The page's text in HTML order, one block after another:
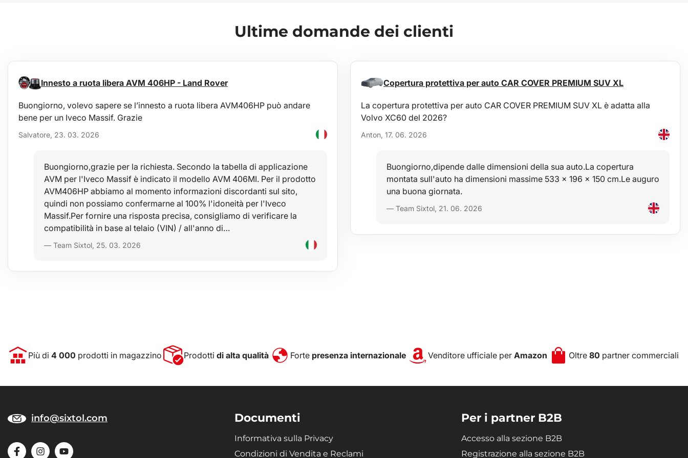
Ultime domande dei clienti
Innesto a ruota libera AVM 406HP - Land Rover
Buongiorno, volevo sapere se l’innesto a ruota libera AVM406HP può andare
bene per un Iveco Massif. Grazie
Salvatore, 23. 03. 2026
Buongiorno,grazie per la richiesta. Secondo la tabella di applicazione
AVM per l'Iveco Massif è indicato il modello AVM 406MI. Per il prodotto
AVM406HP abbiamo al momento informazioni discordanti sul sito,
quindi non possiamo confermarne al 100% l'idoneità per l'Iveco
Massif.Per fornire una risposta precisa, consigliamo di verificare la
compatibilità in base al telaio (VIN) / all'anno di…
— Team Sixtol, 25. 03. 2026
Copertura protettiva per auto CAR COVER PREMIUM SUV XL
La copertura protettiva per auto CAR COVER PREMIUM SUV XL è adatta alla
Volvo XC60 del 2026?
Anton, 17. 06. 2026
Buongiorno,dipende dalle dimensioni della sua auto.La copertura
montata sull'auto ha dimensioni massime 533 x 196 x 150 cm.Le auguro
una buona giornata.
— Team Sixtol, 21. 06. 2026
Più di 4 000 prodotti in magazzino Prodotti di alta qualità Forte presenza internazionale Venditore ufficiale per Amazon Oltre80 partner commerciali
info@sixtol.com Documenti
Informativa sulla Privacy
Condizioni di Vendita e Reclami
Per i partner B2B
Accesso alla sezione B2B
Registrazione alla sezione B2B